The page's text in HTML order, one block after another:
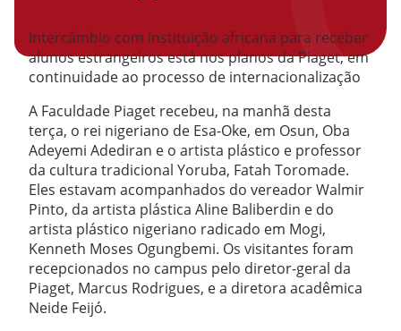
Intercâmbio com instituição africana para receber
alunos estrangeiros está nos planos da Piaget, em
continuidade ao processo de internacionalização
A Faculdade Piaget recebeu, na manhã desta
terça, o rei nigeriano de Esa-Oke, em Osun, Oba
Adeyemi Adediran e o artista plástico e professor
da cultura tradicional Yoruba, Fatah Toromade.
Eles estavam acompanhados do vereador Walmir
Pinto, da artista plástica Aline Baliberdin e do
artista plástico nigeriano radicado em Mogi,
Kenneth Moses Ogungbemi. Os visitantes foram
recepcionados no campus pelo diretor-geral da
Piaget, Marcus Rodrigues, e a diretora acadêmica
Neide Feijó.